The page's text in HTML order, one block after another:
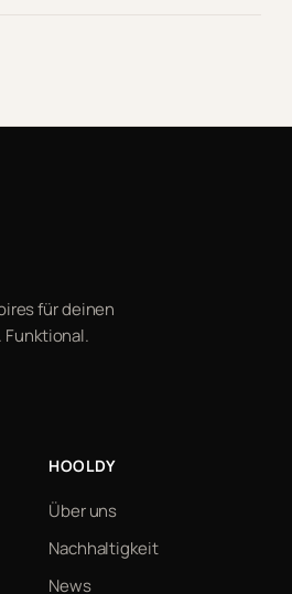
für deinen
HOOLDY
Über uns
Nachhaltigkeit
News